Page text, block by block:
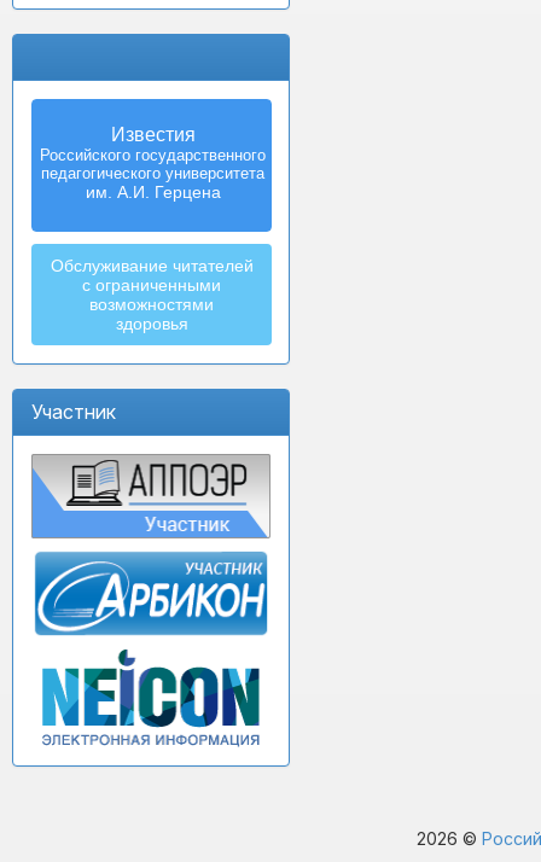
Известия
Российского государственного
педагогического университета
им. А.И. Герцена
Обслуживание читателей
с ограниченными
возможностями
здоровья
Участник
2026 ©